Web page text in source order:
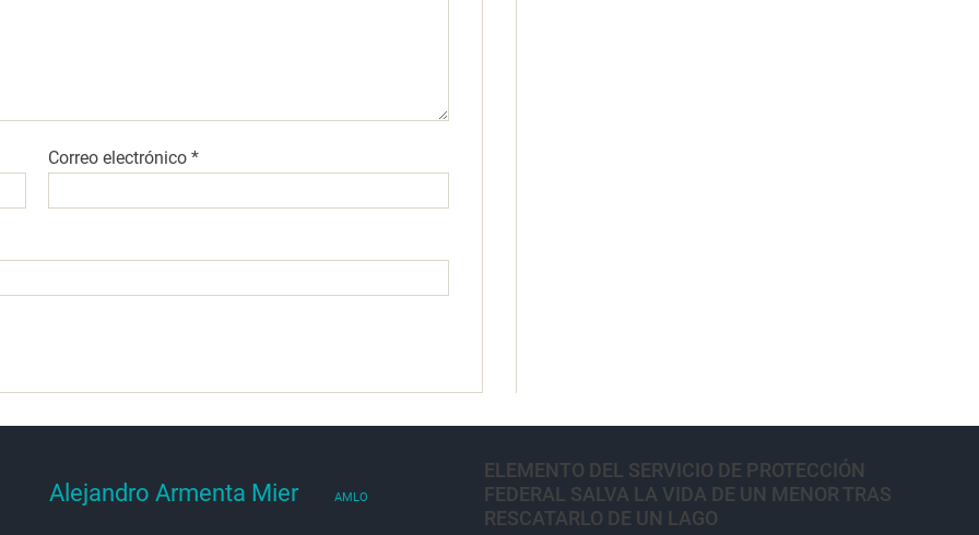
Correo electrónico*
Alejandro Armenta Mier AMLO
ELEMENTO DEL SERVICIO DE PROTECCIÓN
FEDERAL SALVA LA VIDA DE UN MENOR TRAS
RESCATARLO DE UN LAGO